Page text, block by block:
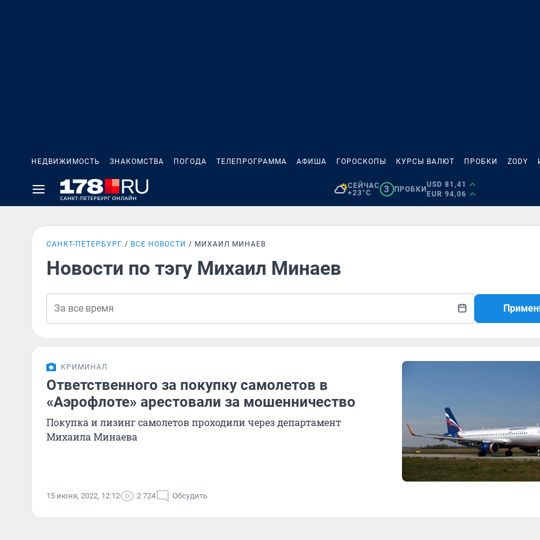
НЕДВИЖИМОСТЬ ЗНАКОМСТВА ПОГОДА ТЕЛЕПРОГРАММА АФИША ГОРОСКОПЫ КУРСЫ ВАЛЮТ ПРОБКИ ZODY
СЕЙЧАС
+23°C
3 ПРОБКИ
USD 81,41
EUR 94,06
САНКТ-ПЕТЕРБУРГ ВСЕ НОВОСТИ МИХАИЛ МИНАЕВ
Новости по тэгу Михаил Минаев
КРИМИНАЛ
Ответственного за покупку самолетов в
«Аэрофлоте» арестовали за мошенничество
Покупка и лизинг самолетов проходили через департамент
Михаила Минаева
15 июня, 2022, 12:12 2 724 Обсудить